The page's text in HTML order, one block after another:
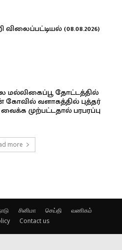
விலைப்பட்டியல் (08.08.2026)
மல்லிகைப்பூ தோட்டத்தில்
வளாகத்தில் புத்தர்
முற்பட்டதால் பரபரப்பு
more
சினிமா செய்தி
வணிகம்
Contact us